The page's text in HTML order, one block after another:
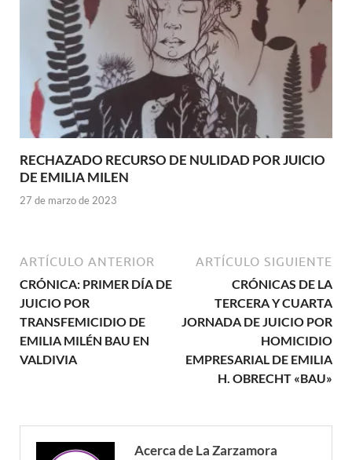
RECHAZADO RECURSO DE NULIDAD POR JUICIO
DE EMILIA MILEN
27 de marzo de 2023
ARTÍCULO ANTERIOR
CRÓNICA: PRIMER DÍA DE
JUICIO POR
TRANSFEMICIDIO DE
EMILIA MILÉN BAU EN
VALDIVIA
ARTÍCULO SIGUIENTE
CRÓNICAS DE LA
TERCERA Y CUARTA
JORNADA DE JUICIO POR
HOMICIDIO
EMPRESARIAL DE EMILIA
H. OBRECHT «BAU»
Acerca de La Zarzamora